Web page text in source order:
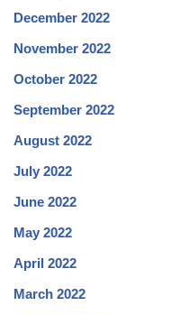
December 2022
November 2022
October 2022
September 2022
August 2022
July 2022
June 2022
May 2022
April 2022
March 2022